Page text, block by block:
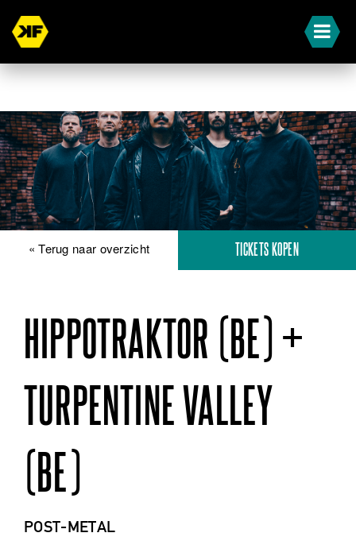
« Terug naar overzicht TICKETS KOPEN
HIPPOTRAKTOR (BE) +
TURPENTINE VALLEY
(BE)
POST-METAL